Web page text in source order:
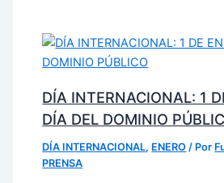
DÍA INTERNACIONAL: 1
DÍA DEL DOMINIO
DÍA INTERNACIONAL, ENERO / Por
PRENSA